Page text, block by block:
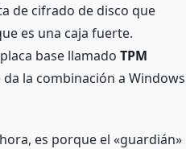
de cifrado de disco que
es una caja fuerte.
base llamado TPM
la combinación a Windows
es porque el «guardián»